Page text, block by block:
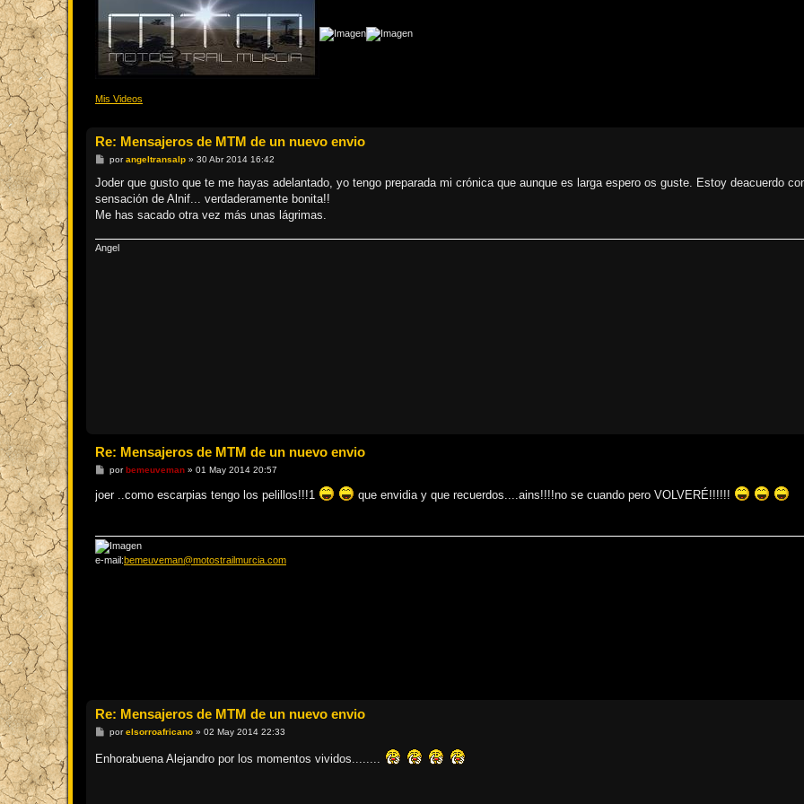
Mis Videos
Re: Mensajeros de MTM de un nuevo envio
M
n
a
j
porangeltransalp» 30 Abr 2014 16:42
Joder que gusto que te me hayas adelantado, yo tengo preparada mi crónica que aunque es larga espero os guste. Estoy deacuerdo
sensación de Alnif... verdaderamente bonita!!
Me has sacado otra vez más unas lágrimas.
Angel
Re: Mensajeros de MTM de un nuevo envio
M
s
porbemeuveman» 01 May 2014 20:57
joer ..como escarpias tengo los pelillos!!!1 que envidia y que recuerdos....ains!!!!no se cuando pero VOLVERÉ!!!!!!
e-mail:bemeuveman@motostrailmurcia.com
Re: Mensajeros de MTM de un nuevo envio
M
n
s
porelsorroafricano» 02 May 2014 22:33
Enhorabuena Alejandro por los momentos vividos........